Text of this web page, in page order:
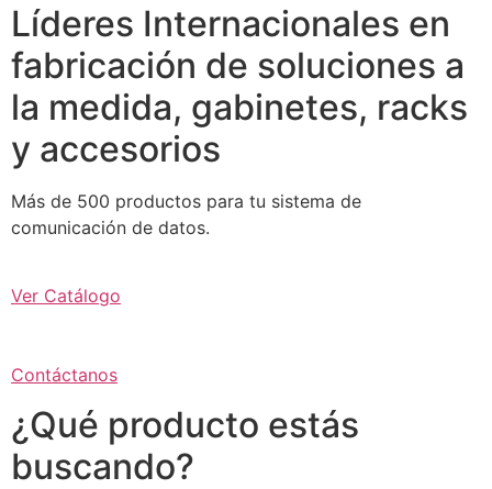
Líderes Internacionales en
fabricación de soluciones a
la medida, gabinetes, racks
y accesorios
Más de 500 productos para tu sistema de
comunicación de datos.
Ver Catálogo
Contáctanos
¿Qué producto estás
buscando?